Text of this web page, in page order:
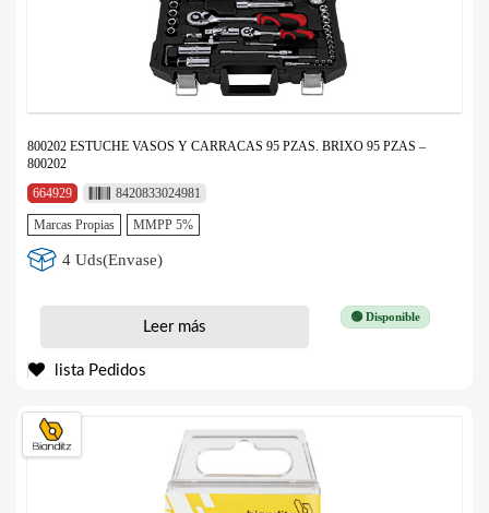
800202 ESTUCHE VASOS Y CARRACAS 95 PZAS. BRIXO 95 PZAS –
800202
664929
8420833024981
Marcas Propias MMPP 5%
4 Uds(Envase)
🟢 Disponible
Leer más
lista Pedidos